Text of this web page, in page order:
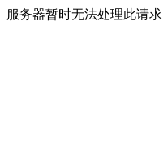
服务器暂时无法处理此请求